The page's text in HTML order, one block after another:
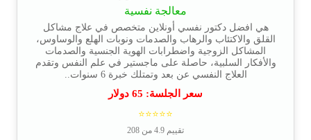
معالجة نفسية
هي افضل دكتور نفسي أونلاين متخصص في علاج مشاكل
القلق والاكتئاب والرهاب والصدمات ونوبات الهلع والوساوس،
المشاكل الزوجية واضطرابات الهوية الجنسية والصدمات
والأفكار السلبية، حاصلة على ماجستير في علم النفس وتقدم
العلاج النفسي عن بعد وتمتلك خبرة 6 سنوات..
سعر الجلسة: 65 دولار
⭐⭐⭐⭐⭐
تقييم 4.9 من 208